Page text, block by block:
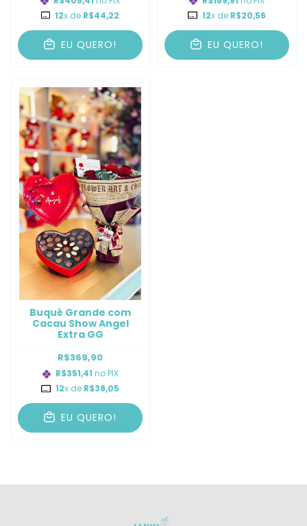
12x de R$44,22
EU QUERO!
12x de R$20,56
EU QUERO!
Buquê Grande com
Cacau Show Angel
Extra GG
R$369,90
R$351,41 no PIX
12x de R$38,05
EU QUERO!